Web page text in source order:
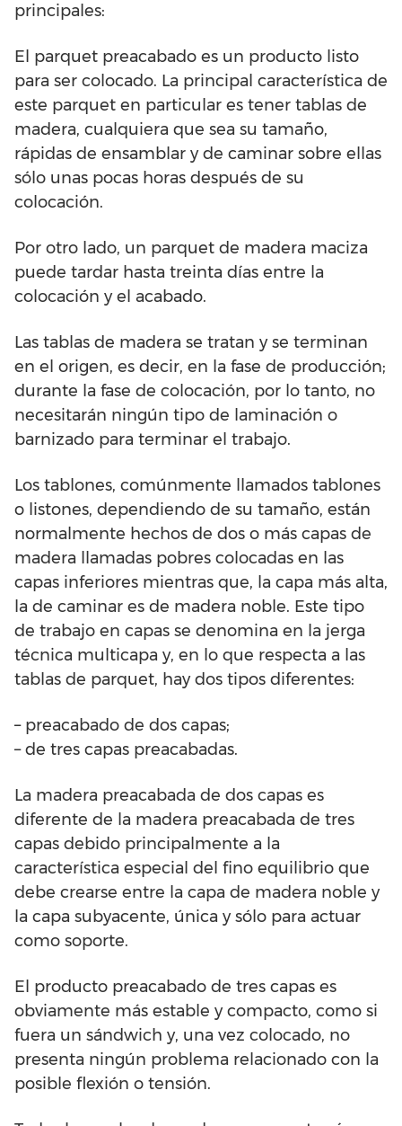
principales:
El parquet preacabado es un producto listo
para ser colocado. La principal característica de
este parquet en particular es tener tablas de
madera, cualquiera que sea su tamaño,
rápidas de ensamblar y de caminar sobre ellas
sólo unas pocas horas después de su
colocación.
Por otro lado, un parquet de madera maciza
puede tardar hasta treinta días entre la
colocación y el acabado.
Las tablas de madera se tratan y se terminan
en el origen, es decir, en la fase de producción;
durante la fase de colocación, por lo tanto, no
necesitarán ningún tipo de laminación o
barnizado para terminar el trabajo.
Los tablones, comúnmente llamados tablones
o listones, dependiendo de su tamaño, están
normalmente hechos de dos o más capas de
madera llamadas pobres colocadas en las
capas inferiores mientras que, la capa más alta,
la de caminar es de madera noble. Este tipo
de trabajo en capas se denomina en la jerga
técnica multicapa y, en lo que respecta a las
tablas de parquet, hay dos tipos diferentes:
– preacabado de dos capas;
– de tres capas preacabadas.
La madera preacabada de dos capas es
diferente de la madera preacabada de tres
capas debido principalmente a la
característica especial del fino equilibrio que
debe crearse entre la capa de madera noble y
la capa subyacente, única y sólo para actuar
como soporte.
El producto preacabado de tres capas es
obviamente más estable y compacto, como si
fuera un sándwich y, una vez colocado, no
presenta ningún problema relacionado con la
posible flexión o tensión.